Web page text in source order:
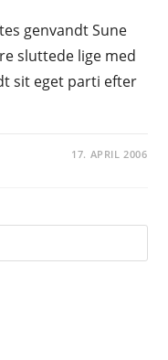
genvandt Sune
sluttede lige med
sit eget parti efter
17. APRIL 2006